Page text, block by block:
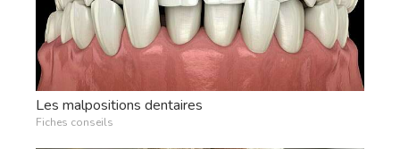
Les malpositions dentaires
Fiches conseils